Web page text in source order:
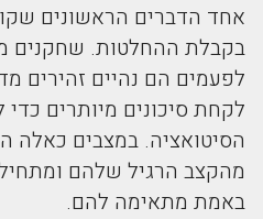
אחד הדברים הראשונים
בקבלת ההחלטות. שחקנים
לפעמים הם נהיים זהירים
לקחת סיכונים מיותרים
הסיטואציה. במצבים כאלה
מהקצב הרגיל שלהם
באמת מתאימה להם.